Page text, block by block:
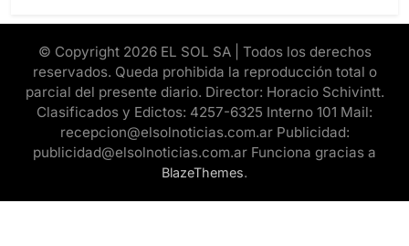
© Copyright 2026 EL SOL SA | Todos los derechos
reservados. Queda prohibida la reproducción total o
parcial del presente diario. Director: Horacio Schivintt.
Clasificados y Edictos: 4257-6325 Interno 101 Mail:
recepcion@elsolnoticias.com.ar Publicidad:
publicidad@elsolnoticias.com.ar Funciona gracias a
BlazeThemes.